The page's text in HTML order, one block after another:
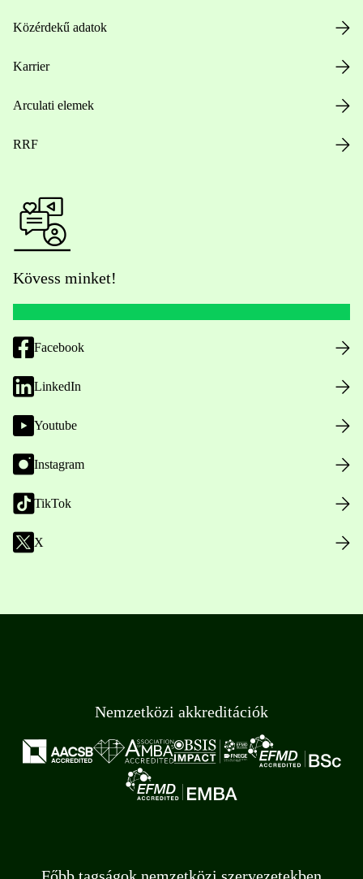
Közérdekű adatok
Karrier
Arculati elemek
RRF
Kövess minket!
Facebook
LinkedIn
Youtube
Instagram
TikTok
X
Nemzetközi akkreditációk